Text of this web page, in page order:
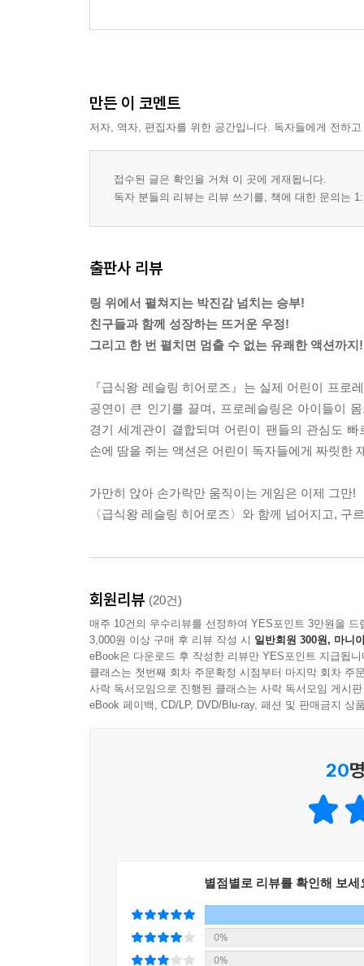
만든 이 코멘트
저자, 역자, 편집자를 위한 공간입니다. 독자들에게 전하
접수된 글은 확인을 거쳐 이 곳에 게재됩니다.
독자 분들의 리뷰는 리뷰 쓰기를, 책에 대한 문의는
출판사 리뷰
링 위에서 펼쳐지는 박진감 넘치는 승부!
친구들과 함께 성장하는 뜨거운 우정!
그리고 한 번 펼치면 멈출 수 없는 유쾌한 액션까지!
『급식왕 레슬링 히어로즈』는 실제 어린이 프로
공연이 큰 인기를 끌며, 프로레슬링은 아이들이
경기 세계관이 결합되며 어린이 팬들의 관심도
손에 땀을 쥐는 액션은 어린이 독자들에게 짜릿한
가만히 앉아 손가락만 움직이는 게임은 이제 그만!
〈급식왕 레슬링 히어로즈〉와 함께 넘어지고, 구
회원리뷰 (20건)
매주 10건의 우수리뷰를 선정하여 YES포인트 3만원을 드
3,000원 이상 구매 후 리뷰 작성 시 일반회원 300원, 마니
eBook은 다운로드 후 작성한 리뷰만 YES포인트 지급됩니
클래스는 첫번째 회차 주문확정 시점부터 마지막 회차 주
사락 독서모임으로 진행된 클래스는 사락 독서모임 게시
eBook 페이백, CD/LP, DVD/Blu-ray, 패션 및 판매금지 상
20
별점별로 리뷰를 확인해 보세
0%
0%